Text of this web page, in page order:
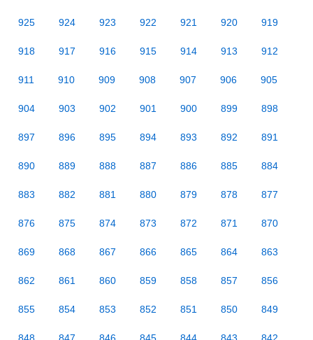
925 924 923 922 921 920 919
918 917 916 915 914 913 912
911 910 909 908 907 906 905
904 903 902 901 900 899 898
897 896 895 894 893 892 891
890 889 888 887 886 885 884
883 882 881 880 879 878 877
876 875 874 873 872 871 870
869 868 867 866 865 864 863
862 861 860 859 858 857 856
855 854 853 852 851 850 849